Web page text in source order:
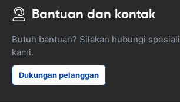
Bantuan dan kontak
Butuh bantuan? Silakan hubungi
kami.
Dukungan pelanggan